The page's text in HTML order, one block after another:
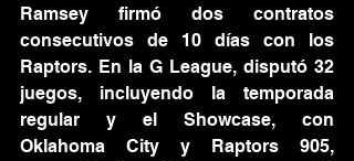
Ramsey firmó dos contratos
consecutivos de 10 días con los
Raptors. En la G League, disputó 32
juegos, incluyendo la temporada
regular y el Showcase, con
Oklahoma City y Raptors 905,